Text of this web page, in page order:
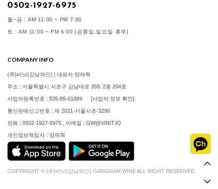
0502-1927-6975
월~금 : AM 11:00 ~ PM 7:00
토 : AM 11:00 ~ PM 6:00 (공휴일,일요일 휴무)
COMPANY INFO
(주)비닛(강남와인) | 대표자 양재혁
주소 : 서울특별시 서초구 강남대로 359, 2층 204호
사업자등록번호 : 535-85-01889 [사업자 정보 확인]
통신판매신고번호 : 제 2021-서울서초-3290
전화 : 0502-1927-6975 , 이메일 : GW@VINIT.IO
개인정보책임자 : 양재혁
COPYRIGHT © (주)비닛(강남와인) GANGNAM.WINE ALL RIGHT RESERVED